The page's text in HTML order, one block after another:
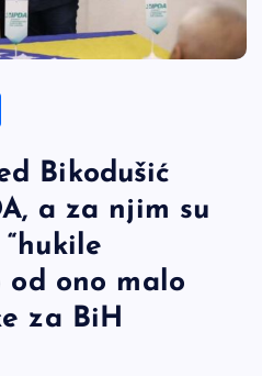
ar
e
Bikodušić
a za njim su
od ono malo
za BiH